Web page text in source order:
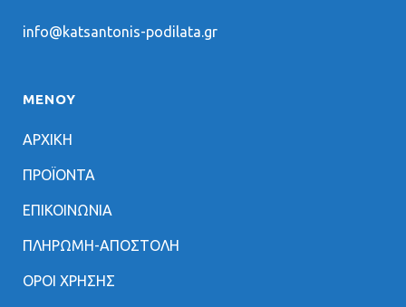
info@katsantonis-podilata.gr
ΜΕΝΟΥ
ΑΡΧΙΚΗ
ΠΡΟΪΟΝΤΑ
ΕΠΙΚΟΙΝΩΝΙΑ
ΠΛΗΡΩΜΗ-ΑΠΟΣΤΟΛΗ
ΟΡΟΙ ΧΡΗΣΗΣ